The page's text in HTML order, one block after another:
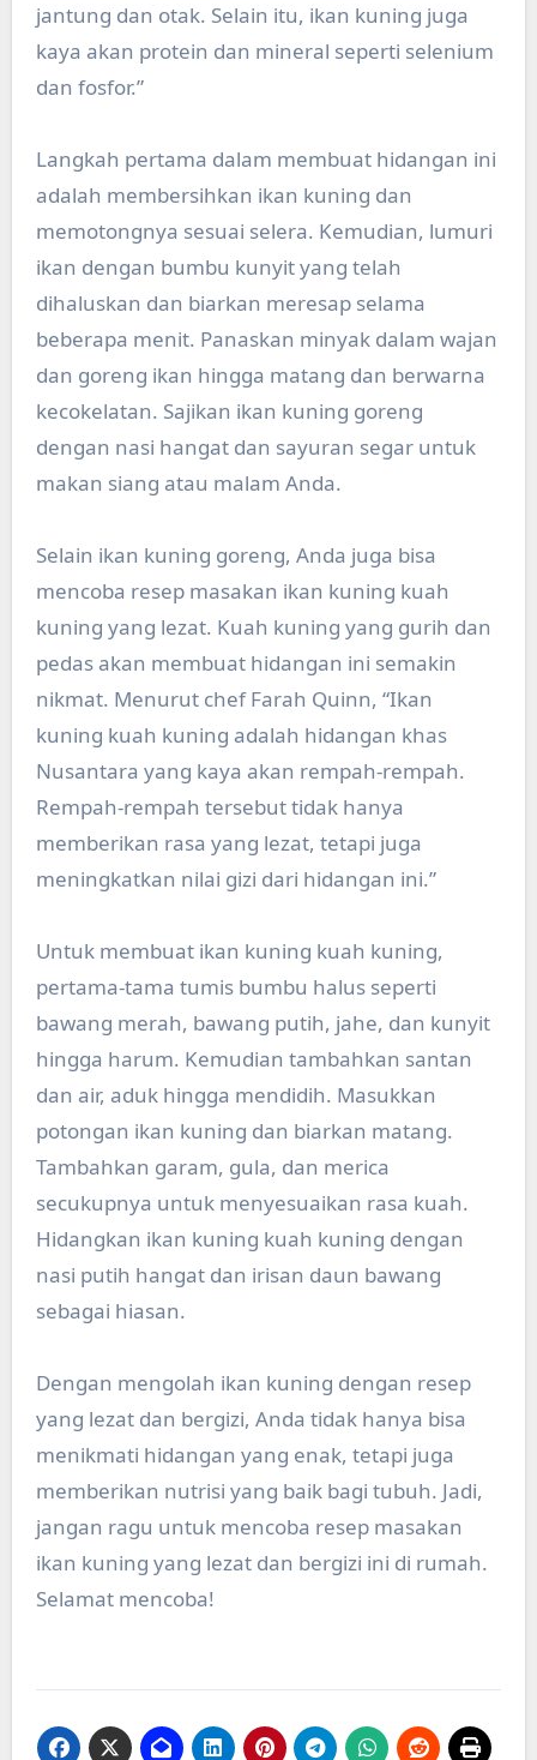
jantung dan otak. Selain itu, ikan kuning juga
kaya akan protein dan mineral seperti selenium
dan fosfor.”
Langkah pertama dalam membuat hidangan ini
adalah membersihkan ikan kuning dan
memotongnya sesuai selera. Kemudian, lumuri
ikan dengan bumbu kunyit yang telah
dihaluskan dan biarkan meresap selama
beberapa menit. Panaskan minyak dalam wajan
dan goreng ikan hingga matang dan berwarna
kecokelatan. Sajikan ikan kuning goreng
dengan nasi hangat dan sayuran segar untuk
makan siang atau malam Anda.
Selain ikan kuning goreng, Anda juga bisa
mencoba resep masakan ikan kuning kuah
kuning yang lezat. Kuah kuning yang gurih dan
pedas akan membuat hidangan ini semakin
nikmat. Menurut chef Farah Quinn, “Ikan
kuning kuah kuning adalah hidangan khas
Nusantara yang kaya akan rempah-rempah.
Rempah-rempah tersebut tidak hanya
memberikan rasa yang lezat, tetapi juga
meningkatkan nilai gizi dari hidangan ini.”
Untuk membuat ikan kuning kuah kuning,
pertama-tama tumis bumbu halus seperti
bawang merah, bawang putih, jahe, dan kunyit
hingga harum. Kemudian tambahkan santan
dan air, aduk hingga mendidih. Masukkan
potongan ikan kuning dan biarkan matang.
Tambahkan garam, gula, dan merica
secukupnya untuk menyesuaikan rasa kuah.
Hidangkan ikan kuning kuah kuning dengan
nasi putih hangat dan irisan daun bawang
sebagai hiasan.
Dengan mengolah ikan kuning dengan resep
yang lezat dan bergizi, Anda tidak hanya bisa
menikmati hidangan yang enak, tetapi juga
memberikan nutrisi yang baik bagi tubuh. Jadi,
jangan ragu untuk mencoba resep masakan
ikan kuning yang lezat dan bergizi ini di rumah.
Selamat mencoba!